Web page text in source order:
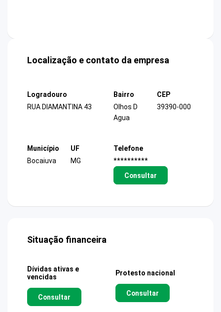
Localização e contato da empresa
Logradouro
RUA DIAMANTINA 43
Bairro
Olhos D
Agua
CEP
39390-000
Município
Bocaiuva
UF
MG
Telefone
**********
Consultar
Situação financeira
Dívidas ativas e
vencidas
Consultar
Protesto nacional
Consultar